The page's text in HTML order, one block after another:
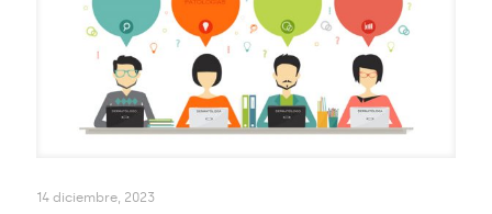
14 diciembre, 2023